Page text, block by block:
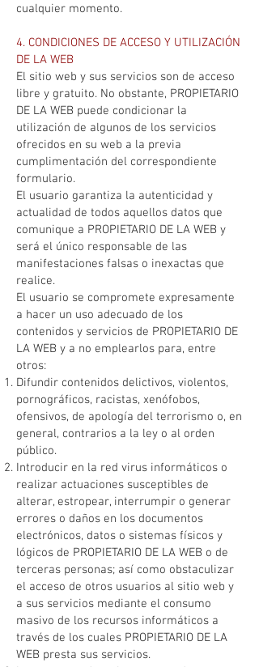
cualquier momento.
4. CONDICIONES DE ACCESO Y UTILIZACIÓN
DE LA WEB
El sitio web y sus servicios son de acceso
libre y gratuito. No obstante, PROPIETARIO
DE LA WEB puede condicionar la
utilización de algunos de los servicios
ofrecidos en su web a la previa
cumplimentación del correspondiente
formulario.
El usuario garantiza la autenticidad y
actualidad de todos aquellos datos que
comunique a PROPIETARIO DE LA WEB y
será el único responsable de las
manifestaciones falsas o inexactas que
realice.
El usuario se compromete expresamente
a hacer un uso adecuado de los
contenidos y servicios de PROPIETARIO DE
LA WEB y a no emplearlos para, entre
otros:
Difundir contenidos delictivos, violentos,
pornográficos, racistas, xenófobos,
ofensivos, de apología del terrorismo o, en
general, contrarios a la ley o al orden
público.
Introducir en la red virus informáticos o
realizar actuaciones susceptibles de
alterar, estropear, interrumpir o generar
errores o daños en los documentos
electrónicos, datos o sistemas físicos y
lógicos de PROPIETARIO DE LA WEB o de
terceras personas; así como obstaculizar
el acceso de otros usuarios al sitio web y
a sus servicios mediante el consumo
masivo de los recursos informáticos a
través de los cuales PROPIETARIO DE LA
WEB presta sus servicios.